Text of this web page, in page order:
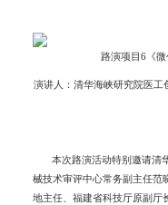
路演项目6《微
演讲人：清华海峡研究院医工
本次路演活动特别邀请清华
械技术审评中心常务副主任范
地主任、福建省科技厅原副厅